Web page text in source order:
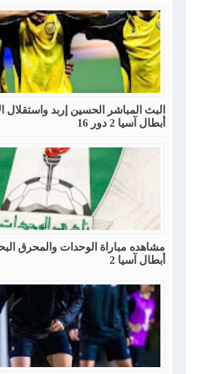
البث المباشر الحسين إربد واستقلال
أبطال آسيا 2 دور 16
مشاهده مباراة الوحدات والمحرق
أبطال آسيا 2